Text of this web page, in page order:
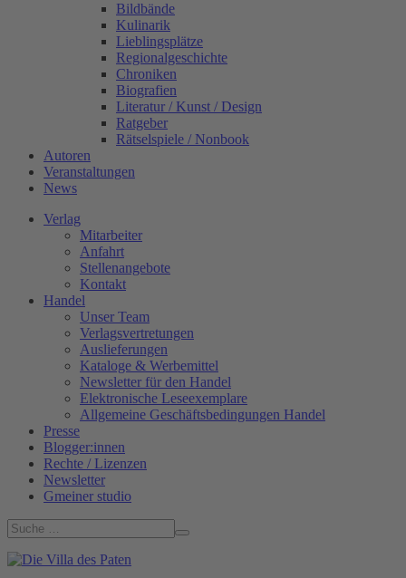
Bildbände
Kulinarik
Lieblingsplätze
Regionalgeschichte
Chroniken
Biografien
Literatur / Kunst / Design
Ratgeber
Rätselspiele / Nonbook
Autoren
Veranstaltungen
News
Verlag
Mitarbeiter
Anfahrt
Stellenangebote
Kontakt
Handel
Unser Team
Verlagsvertretungen
Auslieferungen
Kataloge & Werbemittel
Newsletter für den Handel
Elektronische Leseexemplare
Allgemeine Geschäftsbedingungen Handel
Presse
Blogger:innen
Rechte / Lizenzen
Newsletter
Gmeiner studio